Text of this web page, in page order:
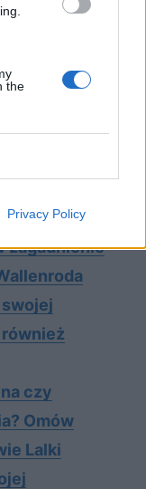
the
Privacy Policy
kultury.
Rozważ
zdanie,
Stefana
zagadnienie
czy
Omów
Lalki